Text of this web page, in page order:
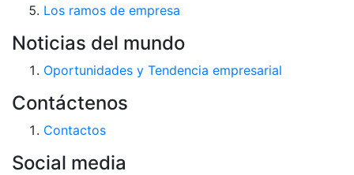
Los ramos de empresa
Noticias del mundo
Oportunidades y Tendencia empresarial
Contáctenos
Contactos
Social media